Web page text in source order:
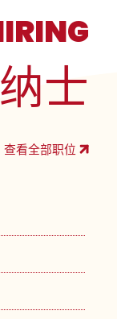
士
查看全部职位